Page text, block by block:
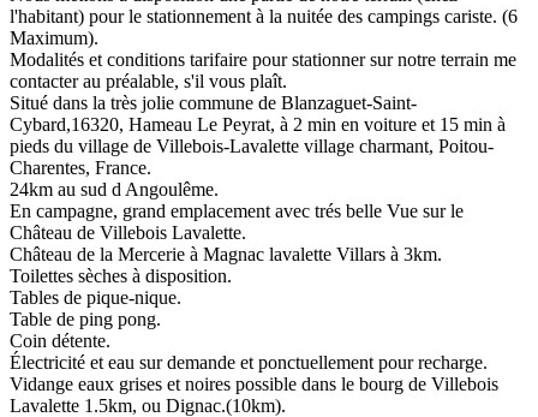
l'habitant) pour le stationnement à la nuitée des campings cariste. (6
Maximum).
Modalités et conditions tarifaire pour stationner sur notre terrain me
contacter au préalable, s'il vous plaît.
Situé dans la très jolie commune de Blanzaguet-Saint-
Cybard,16320, Hameau Le Peyrat, à 2 min en voiture et 15 min à
pieds du village de Villebois-Lavalette village charmant, Poitou-
Charentes, France.
24km au sud d Angoulême.
En campagne, grand emplacement avec trés belle Vue sur le
Château de Villebois Lavalette.
Château de la Mercerie à Magnac lavalette Villars à 3km.
Toilettes sèches à disposition.
Tables de pique-nique.
Table de ping pong.
Coin détente.
Électricité et eau sur demande et ponctuellement pour recharge.
Vidange eaux grises et noires possible dans le bourg de Villebois
Lavalette 1.5km, ou Dignac.(10km).